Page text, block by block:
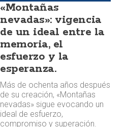
«Montañas
nevadas»: vigencia
de un ideal entre la
memoria, el
esfuerzo y la
esperanza.
Más de ochenta años después
de su creación, «Montañas
nevadas» sigue evocando un
ideal de esfuerzo,
compromiso y superación.